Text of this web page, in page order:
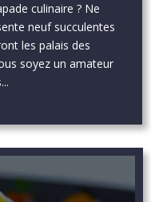
culinaire ? Ne
neuf succulentes
les palais des
soyez un amateur